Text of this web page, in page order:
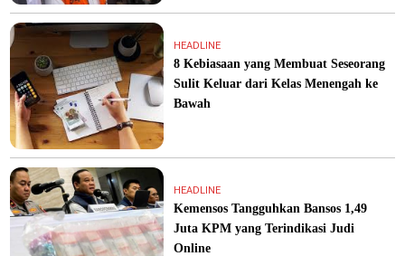
HEADLINE
8 Kebiasaan yang Membuat Seseorang
Sulit Keluar dari Kelas Menengah ke
Bawah
HEADLINE
Kemensos Tangguhkan Bansos 1,49
Juta KPM yang Terindikasi Judi
Online